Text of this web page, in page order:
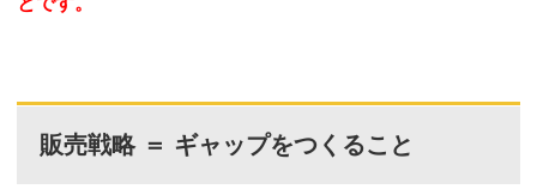
販売戦略 ＝ ギャップをつくること